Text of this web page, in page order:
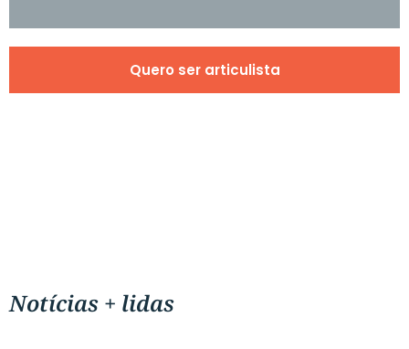
Quero ser articulista
Notícias + lidas